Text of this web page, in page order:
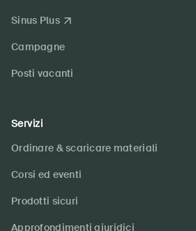
Sinus Plus
Campagne
Posti vacanti
Servizi
Ordinare & scaricare materiali
Corsi ed eventi
Prodotti sicuri
Approfondimenti giuridici